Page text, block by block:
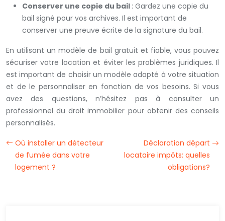
Conserver une copie du bail : Gardez une copie du
bail signé pour vos archives. Il est important de
conserver une preuve écrite de la signature du bail.
En utilisant un modèle de bail gratuit et fiable, vous pouvez
sécuriser votre location et éviter les problèmes juridiques. Il
est important de choisir un modèle adapté à votre situation
et de le personnaliser en fonction de vos besoins. Si vous
avez des questions, n’hésitez pas à consulter un
professionnel du droit immobilier pour obtenir des conseils
personnalisés.
Où installer un détecteur
de fumée dans votre
logement ?
Déclaration départ
locataire impôts: quelles
obligations?